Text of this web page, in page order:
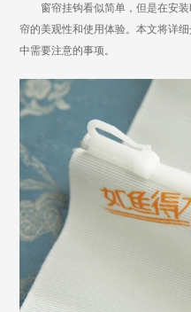
窗帘挂钩看似简单，但是在安装
帘的美观性和使用体验。本文将详
中需要注意的事项。